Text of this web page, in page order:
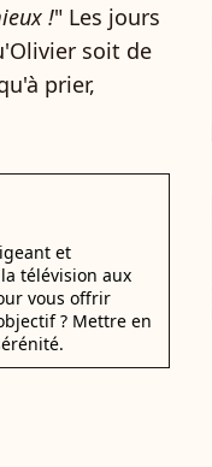
!" Les jours
soit de
prier,
et
télévision aux
vous offrir
? Mettre en